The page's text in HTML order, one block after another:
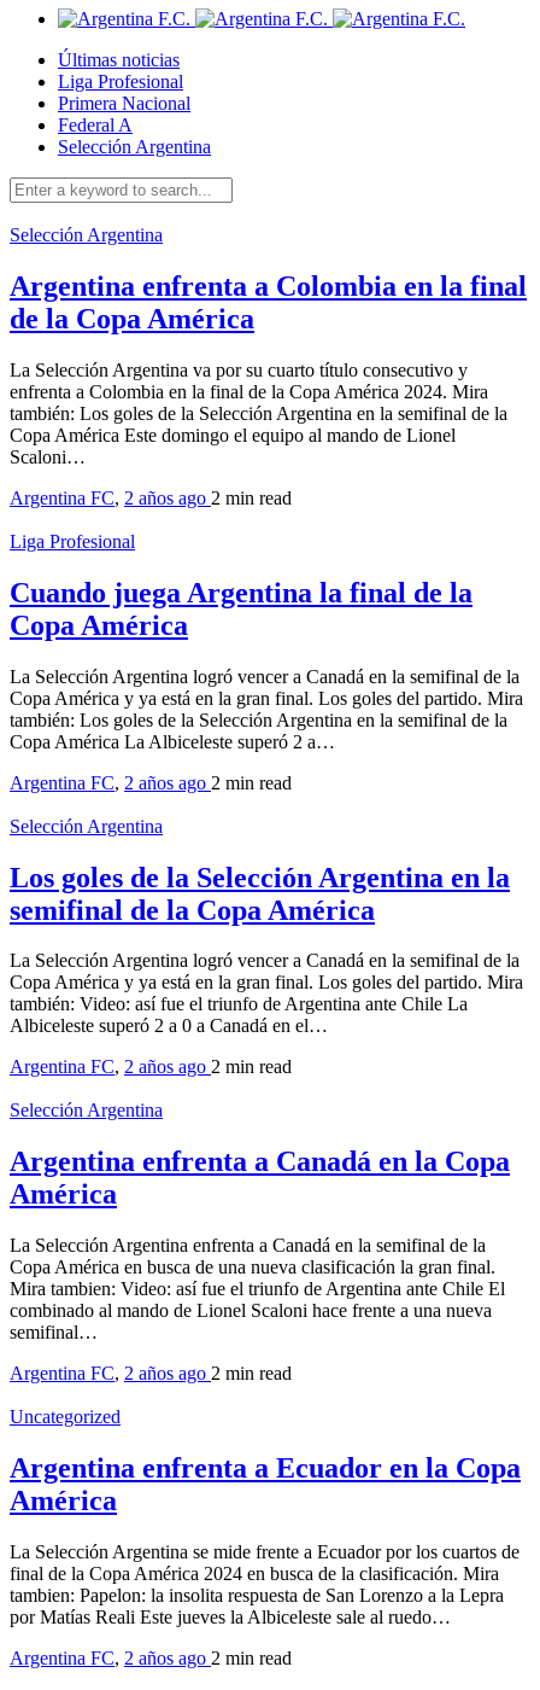
Últimas noticias
Liga Profesional
Primera Nacional
Federal A
Selección Argentina
Selección Argentina
Argentina enfrenta a Colombia en la final
de la Copa América
La Selección Argentina va por su cuarto título consecutivo y
enfrenta a Colombia en la final de la Copa América 2024. Mira
también: Los goles de la Selección Argentina en la semifinal de la
Copa América Este domingo el equipo al mando de Lionel
Scaloni…
Argentina FC, 2 años ago 2 min read
Liga Profesional
Cuando juega Argentina la final de la
Copa América
La Selección Argentina logró vencer a Canadá en la semifinal de la
Copa América y ya está en la gran final. Los goles del partido. Mira
también: Los goles de la Selección Argentina en la semifinal de la
Copa América La Albiceleste superó 2 a…
Argentina FC, 2 años ago 2 min read
Selección Argentina
Los goles de la Selección Argentina en la
semifinal de la Copa América
La Selección Argentina logró vencer a Canadá en la semifinal de la
Copa América y ya está en la gran final. Los goles del partido. Mira
también: Video: así fue el triunfo de Argentina ante Chile La
Albiceleste superó 2 a 0 a Canadá en el…
Argentina FC, 2 años ago 2 min read
Selección Argentina
Argentina enfrenta a Canadá en la Copa
América
La Selección Argentina enfrenta a Canadá en la semifinal de la
Copa América en busca de una nueva clasificación la gran final.
Mira tambien: Video: así fue el triunfo de Argentina ante Chile El
combinado al mando de Lionel Scaloni hace frente a una nueva
semifinal…
Argentina FC, 2 años ago 2 min read
Uncategorized
Argentina enfrenta a Ecuador en la Copa
América
La Selección Argentina se mide frente a Ecuador por los cuartos de
final de la Copa América 2024 en busca de la clasificación. Mira
tambien: Papelon: la insolita respuesta de San Lorenzo a la Lepra
por Matías Reali Este jueves la Albiceleste sale al ruedo…
Argentina FC, 2 años ago 2 min read